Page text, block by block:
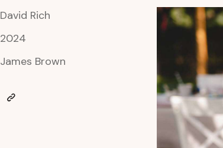
David Rich
2024
James Brown